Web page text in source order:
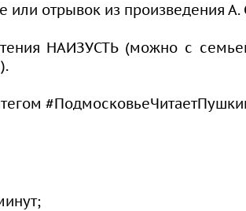
отрывок из произведения А.
НАИЗУСТЬ (можно с